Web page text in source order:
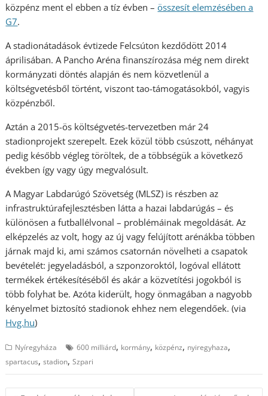
közpénz ment el ebben a tíz évben –összesít elemzésében a
G7.
A stadionátadások évtizede Felcsúton kezdődött 2014
áprilisában. A Pancho Aréna finanszírozása még nem direkt
kormányzati döntés alapján és nem közvetlenül a
költségvetésből történt, viszont tao-támogatásokból, vagyis
közpénzből.
Aztán a 2015-ös költségvetés-tervezetben már 24
stadionprojekt szerepelt. Ezek közül több csúszott, néhányat
pedig később végleg töröltek, de a többségük a következő
években így vagy úgy megvalósult.
A Magyar Labdarúgó Szövetség (MLSZ) is részben az
infrastruktúrafejlesztésben látta a hazai labdarúgás – és
különösen a futballélvonal – problémáinak megoldását. Az
elképzelés az volt, hogy az új vagy felújított arénákba többen
járnak majd ki, ami számos csatornán növelheti a csapatok
bevételét: jegyeladásból, a szponzoroktól, logóval ellátott
termékek értékesítéséből és akár a közvetítési jogokból is
több folyhat be. Azóta kiderült, hogy önmagában a nagyobb
kényelmet biztosító stadionok ehhez nem elegendőek. (via
Hvg.hu)
Nyíregyháza 600 milliárd, kormány, közpénz, nyiregyhaza,
spartacus,stadion,Szpari